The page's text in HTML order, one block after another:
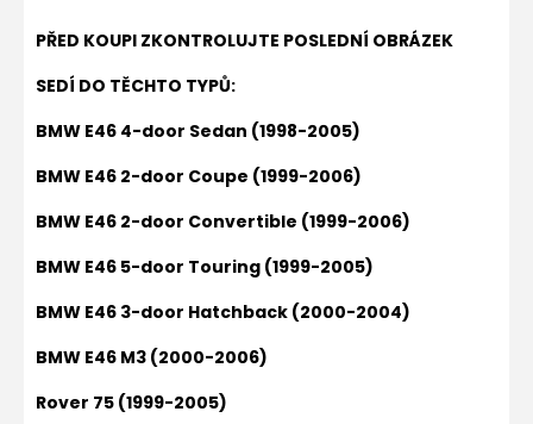
PŘED KOUPI ZKONTROLUJTE POSLEDNÍ OBRÁZEK
SEDÍ DO TĚCHTO TYPŮ:
BMW E46 4-door Sedan (1998-2005)
BMW E46 2-door Coupe (1999-2006)
BMW E46 2-door Convertible (1999-2006)
BMW E46 5-door Touring (1999-2005)
BMW E46 3-door Hatchback (2000-2004)
BMW E46 M3 (2000-2006)
Rover 75 (1999-2005)